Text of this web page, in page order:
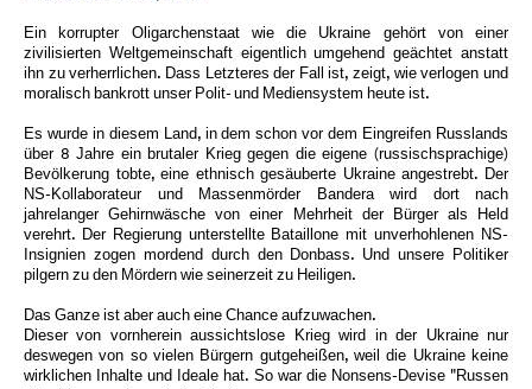
Ein korrupter Oligarchenstaat wie die Ukraine gehört von einer
zivilisierten Weltgemeinschaft eigentlich umgehend geächtet anstatt
ihn zu verherrlichen. Dass Letzteres der Fall ist, zeigt, wie verlogen und
moralisch bankrott unser Polit- und Mediensystem heute ist.
Es wurde in diesem Land, in dem schon vor dem Eingreifen Russlands
über 8 Jahre ein brutaler Krieg gegen die eigene (russischsprachige)
Bevölkerung tobte, eine ethnisch gesäuberte Ukraine angestrebt. Der
NS-Kollaborateur und Massenmörder Bandera wird dort nach
jahrelanger Gehirnwäsche von einer Mehrheit der Bürger als Held
verehrt. Der Regierung unterstellte Bataillone mit unverhohlenen NS-
Insignien zogen mordend durch den Donbass. Und unsere Politiker
pilgern zu den Mördern wie seinerzeit zu Heiligen.
Das Ganze ist aber auch eine Chance aufzuwachen.
Dieser von vornherein aussichtslose Krieg wird in der Ukraine nur
deswegen von so vielen Bürgern gutgeheißen, weil die Ukraine keine
wirklichen Inhalte und Ideale hat. So war die Nonsens-Devise "Russen